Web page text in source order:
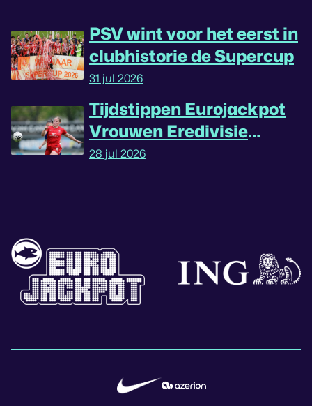
PSV wint voor het eerst in
clubhistorie de Supercup
31 jul 2026
Tijdstippen Eurojackpot
Vrouwen Eredivisie
omgedraaid
28 jul 2026